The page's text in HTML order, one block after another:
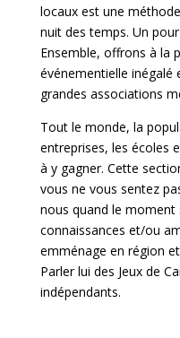
locaux est une
nuit des temps. Un
Ensemble, offrons à la
événementielle inégalé
grandes associations
Tout le monde, la
entreprises, les écoles
à y gagner. Cette
vous ne vous sentez
nous quand le moment
connaissances et/ou
emménage en région
Parler lui des Jeux de
indépendants.